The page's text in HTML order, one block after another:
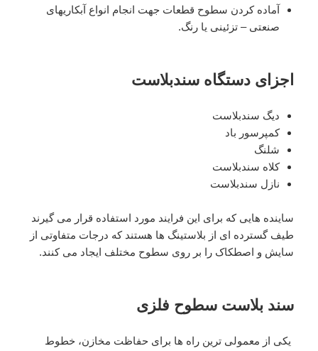
آماده کردن سطوح قطعات جهت انجام انواع آبکاریهای
صنعتی – تزئینی یا رنگ.
اجزای دستگاه سندبلاست
دیگ سندبلاست
کمپرسور باد
شلنگ
کلاه سندبلاست
نازل سندبلاست
ساینده هایی که برای این فرایند مورد استفاده قرار می گیرند
طیف گسترده ای از بلاستینگ ها هستند که درجات متفاوتی از
سایش و اصطکاک را بر روی سطوح مختلف ایجاد می کنند.
سند بلاست سطوح فلزی
یکی از معمولی ترین راه ها برای حفاظت مخازن، خطوط